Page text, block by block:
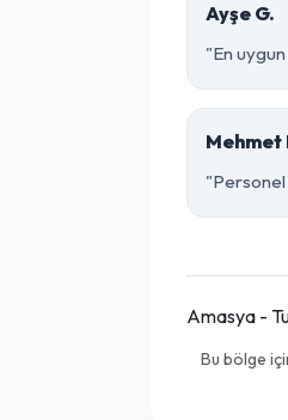
Ayşe G.
"En
Mehmet
"Personel
Amasya -
Bu bölge